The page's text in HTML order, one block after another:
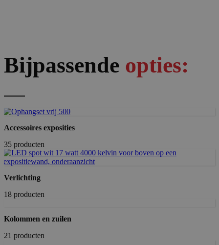
Bijpassende opties:
Accessoires exposities
35 producten
Verlichting
18 producten
Kolommen en zuilen
21 producten